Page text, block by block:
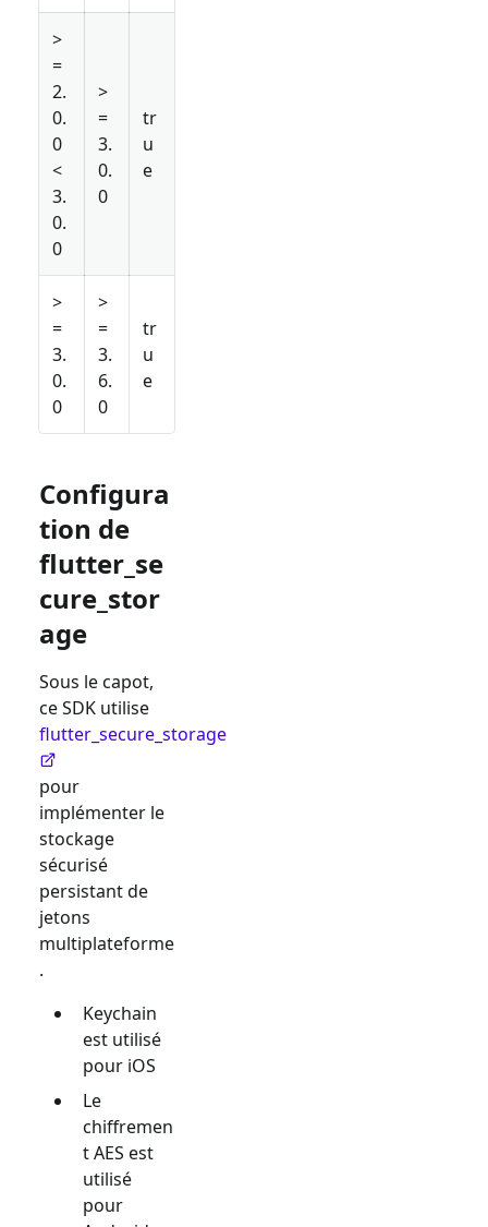
>
=
2.
0.
0
<
3.
0.
0
>
=
3.
0.
0
tr
u
e
>
=
3.
0.
0
>
=
3.
6.
0
tr
u
e
Configura
tion de
flutter_se
cure_stor
age
Sous le capot,
ce SDK utilise
flutter_secure_storage
pour
implémenter le
stockage
sécurisé
persistant de
jetons
multiplateforme
.
Keychain
est utilisé
pour iOS
Le
chiffremen
t AES est
utilisé
pour